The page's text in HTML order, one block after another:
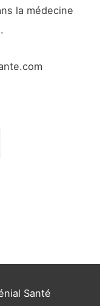
la médecine
Santé